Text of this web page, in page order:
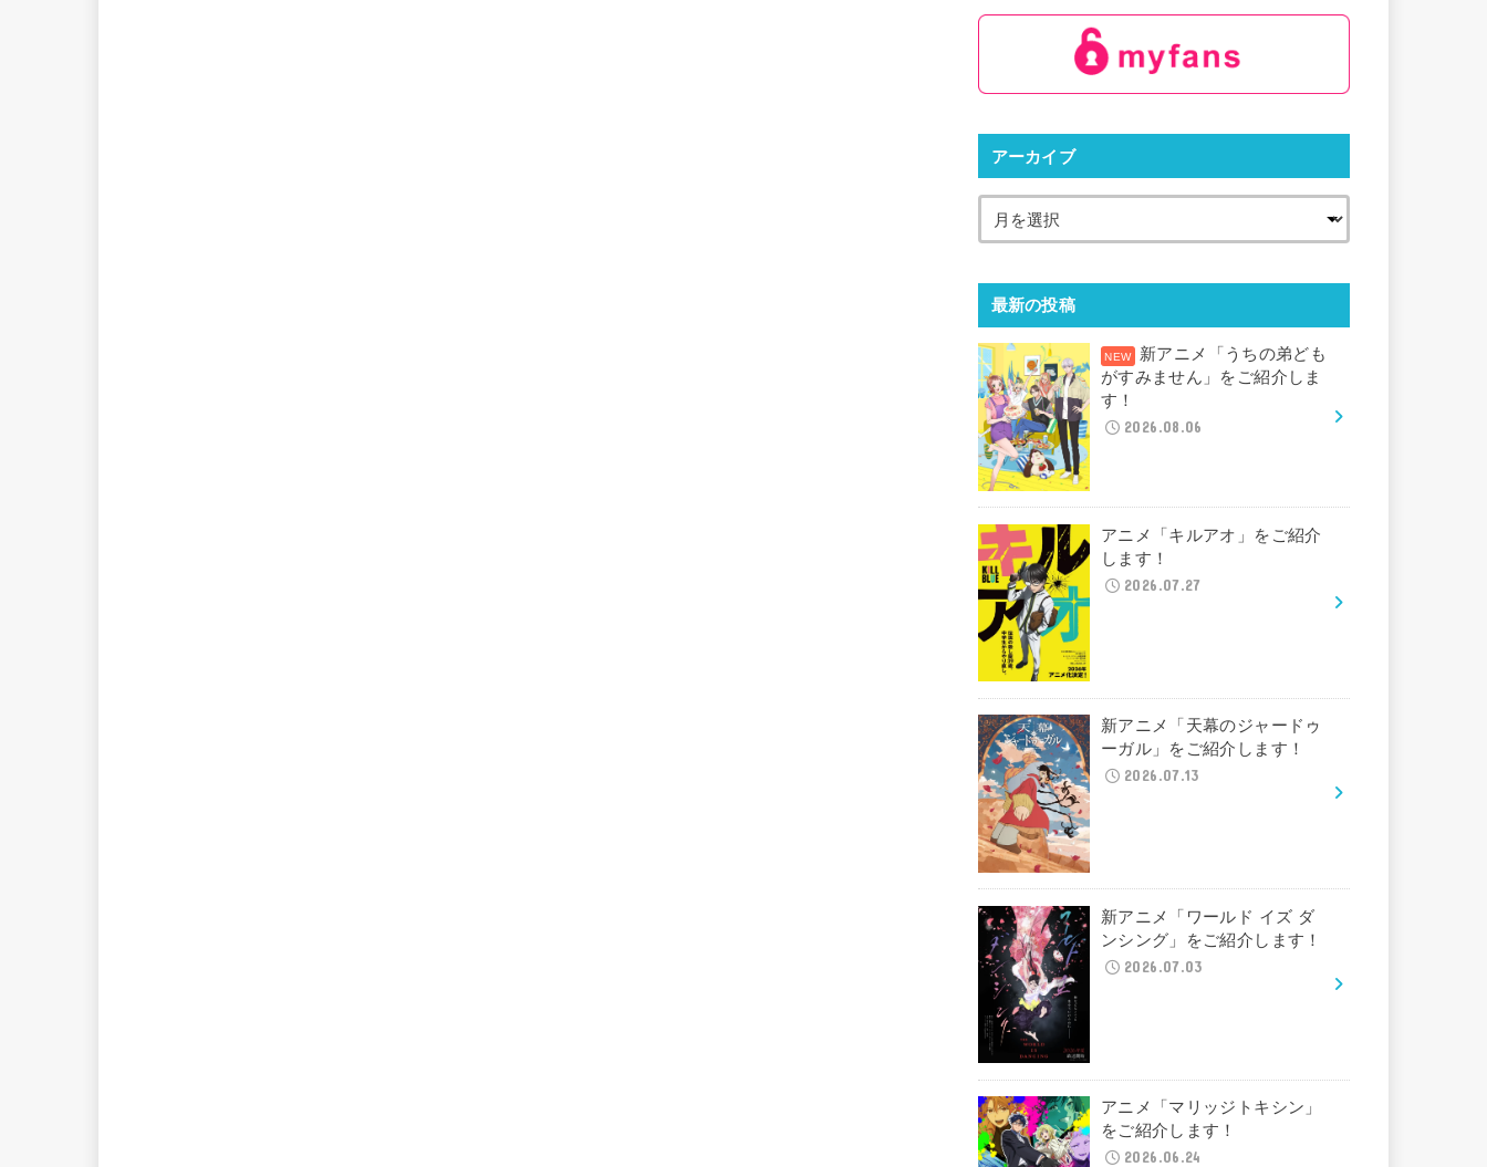
アーカイブ
最新の投稿
新アニメ「うちの弟ども
がすみません」をご紹介しま
す！
2026.08.06
アニメ「キルアオ」をご紹介
します！
2026.07.27
新アニメ「天幕のジャードゥ
ーガル」をご紹介します！
2026.07.13
新アニメ「ワールド イズ ダ
ンシング」をご紹介します！
2026.07.03
アニメ「マリッジトキシン」
をご紹介します！
2026.06.24